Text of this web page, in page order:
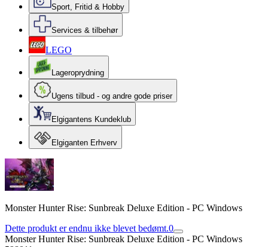
Sport, Fritid & Hobby
Services & tilbehør
LEGO
Lageroprydning
Ugens tilbud - og andre gode priser
Elgigantens Kundeklub
Elgiganten Erhverv
Monster Hunter Rise: Sunbreak Deluxe Edition - PC Windows
Dette produkt er endnu ikke blevet bedømt.0
Monster Hunter Rise: Sunbreak Deluxe Edition - PC Windows